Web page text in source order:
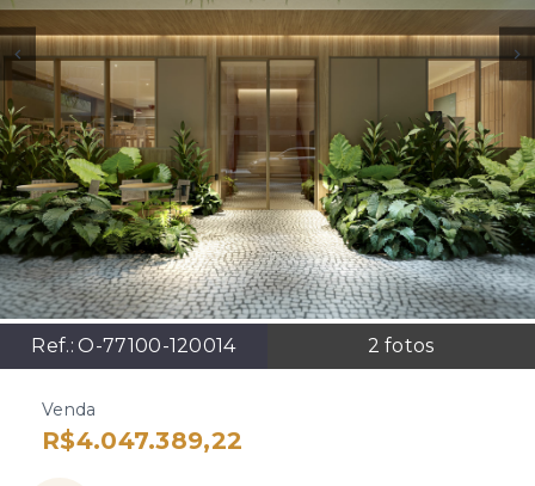
Ref.:O-77100-120014 2 fotos
Venda
R$4.047.389,22